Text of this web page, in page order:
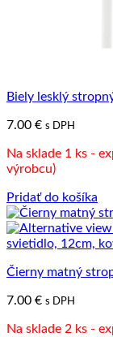
Biely lesklý
7.00 € s DPH
Na sklade 1 ks -
výrobcu)
Pridať do košíka
Čierny matný
7.00 € s DPH
Na sklade 2 ks -